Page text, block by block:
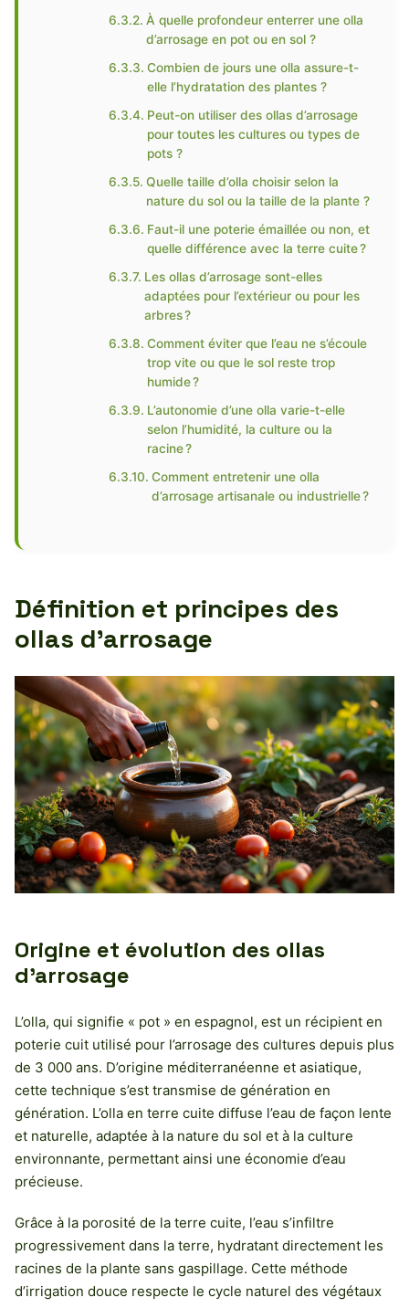
À quelle profondeur enterrer une olla
d’arrosage en pot ou en sol ?
Combien de jours une olla assure-t-
elle l’hydratation des plantes ?
Peut-on utiliser des ollas d’arrosage
pour toutes les cultures ou types de
pots ?
Quelle taille d’olla choisir selon la
nature du sol ou la taille de la plante ?
Faut-il une poterie émaillée ou non, et
quelle différence avec la terre cuite ?
Les ollas d’arrosage sont-elles
adaptées pour l’extérieur ou pour les
arbres ?
Comment éviter que l’eau ne s’écoule
trop vite ou que le sol reste trop
humide ?
L’autonomie d’une olla varie-t-elle
selon l’humidité, la culture ou la
racine ?
Comment entretenir une olla
d’arrosage artisanale ou industrielle ?
Définition et principes des
ollas d’arrosage
Origine et évolution des ollas
d’arrosage
L’olla, qui signifie « pot » en espagnol, est un récipient en
poterie cuit utilisé pour l’arrosage des cultures depuis plus
de 3 000 ans. D’origine méditerranéenne et asiatique,
cette technique s’est transmise de génération en
génération. L’olla en terre cuite diffuse l’eau de façon lente
et naturelle, adaptée à la nature du sol et à la culture
environnante, permettant ainsi une économie d’eau
précieuse.
Grâce à la porosité de la terre cuite, l’eau s’infiltre
progressivement dans la terre, hydratant directement les
racines de la plante sans gaspillage. Cette méthode
d’irrigation douce respecte le cycle naturel des végétaux